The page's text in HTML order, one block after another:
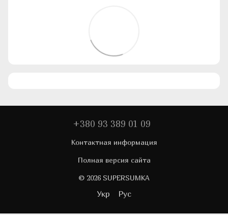
+380 93 389 01 09
Контактная информация
Полная версия сайта
© 2026 SUPERSUMKA
Укр Рус